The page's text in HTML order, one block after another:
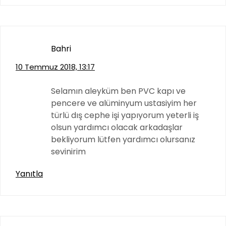
Bahri
10 Temmuz 2018, 13:17
Selamın aleyküm ben PVC kapı ve
pencere ve alüminyum ustasiyim her
türlü dış cephe işi yapıyorum yeterli iş
olsun yardımcı olacak arkadaşlar
bekliyorum lütfen yardımcı olursanız
sevinirim
Yanıtla